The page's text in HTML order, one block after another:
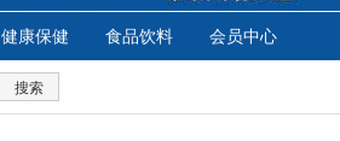
健康保健 食品饮料 会员中心
搜索